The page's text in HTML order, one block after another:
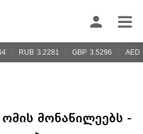
RUB 3.2281 GBP 3.5296 AED
მონაწილეებს -